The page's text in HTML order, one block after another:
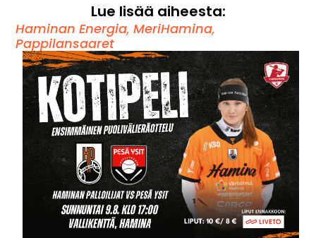
Lue lisää aiheesta:
Haminan Energia,MeriHamina,
Pappilansaaret